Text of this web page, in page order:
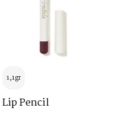
1,1gr
Lip Pencil